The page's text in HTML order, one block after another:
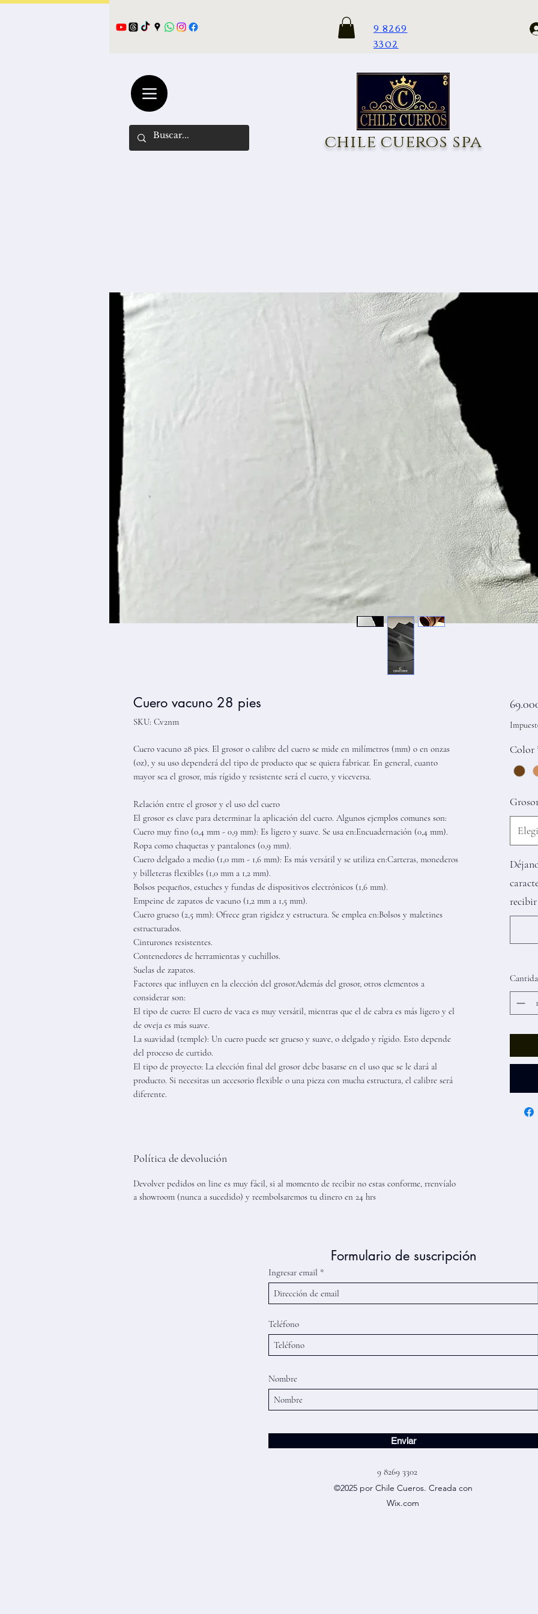
9 8269
3302
chile cueros spa
Cuero vacuno 28 pies
SKU: Cv2nm
Cuero vacuno 28 pies. El grosor o calibre del cuero se mide en milímetros (mm) o en onzas
(oz), y su uso dependerá del tipo de producto que se quiera fabricar. En general, cuanto
mayor sea el grosor, más rígido y resistente será el cuero, y viceversa.
Relación entre el grosor y el uso del cuero
El grosor es clave para determinar la aplicación del cuero. Algunos ejemplos comunes son:
Cuero muy fino (0,4 mm - 0,9 mm): Es ligero y suave. Se usa en:Encuadernación (0,4 mm).
Ropa como chaquetas y pantalones (0,9 mm).
Cuero delgado a medio (1,0 mm - 1,6 mm): Es más versátil y se utiliza en:Carteras, monederos
y billeteras flexibles (1,0 mm a 1,2 mm).
Bolsos pequeños, estuches y fundas de dispositivos electrónicos (1,6 mm).
Empeine de zapatos de vacuno (1,2 mm a 1,5 mm).
Cuero grueso (2,5 mm): Ofrece gran rigidez y estructura. Se emplea en:Bolsos y maletines
estructurados.
Cinturones resistentes.
Contenedores de herramientas y cuchillos.
Suelas de zapatos.
Factores que influyen en la elección del grosorAdemás del grosor, otros elementos a
considerar son:
El tipo de cuero: El cuero de vaca es muy versátil, mientras que el de cabra es más ligero y el
de oveja es más suave.
La suavidad (temple): Un cuero puede ser grueso y suave, o delgado y rígido. Esto depende
del proceso de curtido.
El tipo de proyecto: La elección final del grosor debe basarse en el uso que se le dará al
producto. Si necesitas un accesorio flexible o una pieza con mucha estructura, el calibre será
diferente.
Política de devolución
Devolver pedidos on line es muy fácil, si al momento de recibir no estas conforme, rrenvíalo
a showroom (nunca a sucedido) y reembolsaremos tu dinero en 24 hrs
Color
recibir
Formulario de suscripción
Ingresar email
Teléfono
Nombre
Enviar
9 8269 3302
©2025 por Chile Cueros. Creada con
Wix.com